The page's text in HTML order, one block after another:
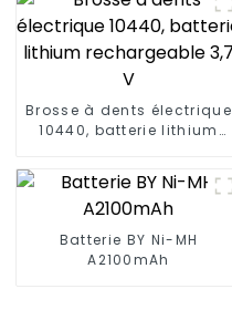
Brosse à dents électrique
10440, batterie lithium
Batterie BY Ni-MH
A2100mAh